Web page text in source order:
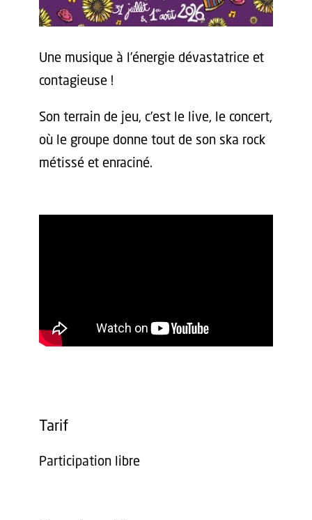
Une musique à l’énergie dévastatrice et
contagieuse !
Son terrain de jeu, c’est le live, le concert,
où le groupe donne tout de son ska rock
métissé et enraciné.
Tarif
Participation libre